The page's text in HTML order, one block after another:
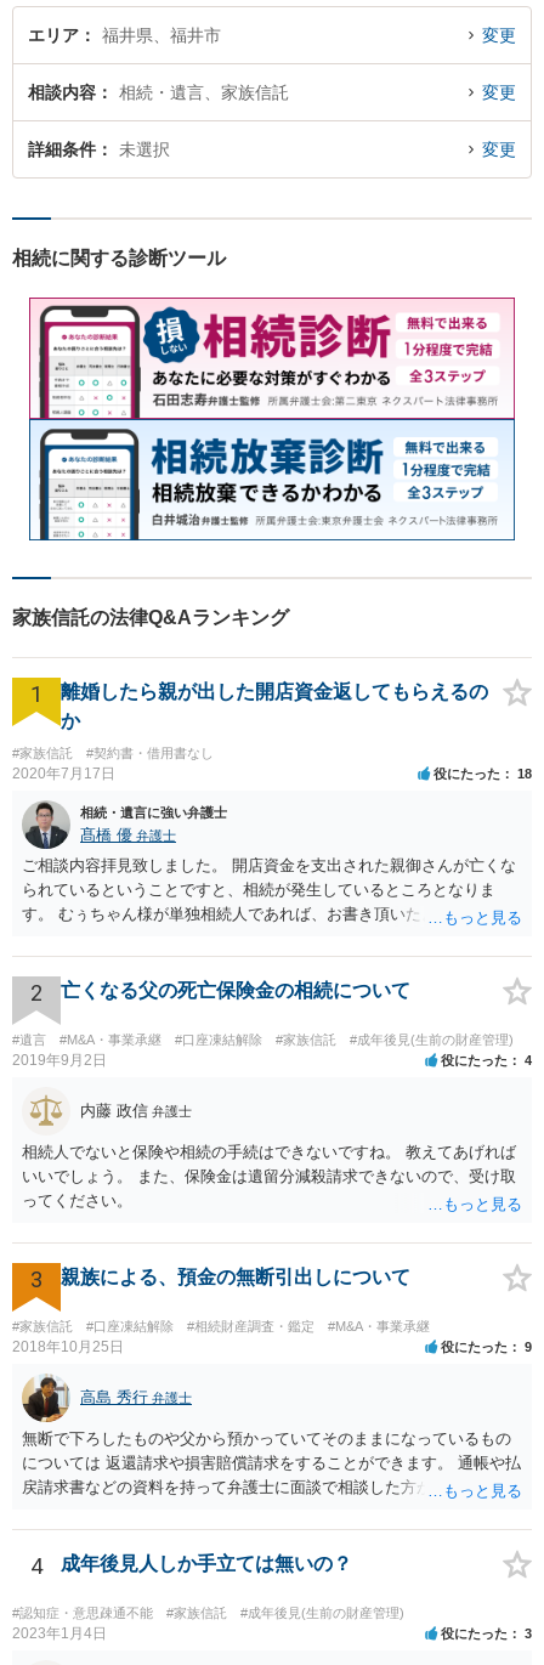
う。
エリア
福井県、福井市 変更
相談内容 相続・遺言、家族信託 変更
詳細条件 未選択 変更
相続に関する診断ツール
家族信託の法律Q&Aランキング
1
離婚したら親が出した開店資金返してもらえるの
か
#家族信託 #契約書・借用書なし
2020年7月17日 役にたった 18
相続・遺言に強い弁護士
髙橋 優 弁護士
ご相談内容拝見致しました。 開店資金を支出された親御さんが亡くな
られているということですと、相続が発生しているところとなりま
す。 むぅちゃん様が単独相続人であれば、お書き頂いたような方法で
相続人おられるということであれば、他の相続人との協議が必要とな
るところです。 また、当該点とは別にご主人から貸付ではなく贈与で
あると主張される可能性がございます。 その場合には、貸付であるこ
とを伺わせる事情をどれだけ積み重ねることが出来るか、というとこ
ろとなります。 返済の事実や、返済を約束するメール等です。 金額の
おく方が宜しいかと思います。 緊急という訳ではないかと思います
目に弁護士を入れられることを御検討頂くと良いかと思います。
2 亡くなる父の死亡保険金の相続について
#遺言 #M&A・事業承継 #口座凍結解除 #家族信託 #成年後見(生前の財産管理)
2019年9月2日 役にたった 4
内藤 政信 弁護士
相続人でないと保険や相続の手続はできないですね。 教えてあげれば
いいでしょう。 また、保険金は遺留分減殺請求できないので、受け取
ってください。
3 親族による、預金の無断引出しについて
#家族信託 #口座凍結解除 #相続財産調査・鑑定 #M&A・事業承継
2018年10月25日 役にたった 9
高島 秀行 弁護士
無断で下ろしたものや父から預かっていてそのままになっているもの
については 返還請求や損害賠償請求をすることができます。 通帳や払
戻請求書などの資料を持って弁護士に面談で相談した方がよいと思い
4 成年後見人しか手立ては無いの？
#認知症・意思疎通不能 #家族信託 #成年後見(生前の財産管理)
2023年1月4日 役にたった 3